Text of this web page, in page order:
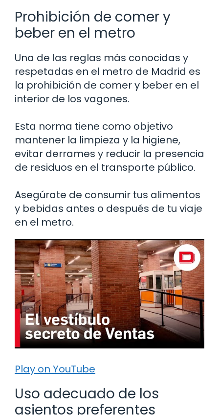
Prohibición de comer y
beber en el metro
Una de las reglas más conocidas y
respetadas en el metro de Madrid es
la prohibición de comer y beber en el
interior de los vagones.
Esta norma tiene como objetivo
mantener la limpieza y la higiene,
evitar derrames y reducir la presencia
de residuos en el transporte público.
Asegúrate de consumir tus alimentos
y bebidas antes o después de tu viaje
en el metro.
Play on YouTube
Uso adecuado de los
asientos preferentes